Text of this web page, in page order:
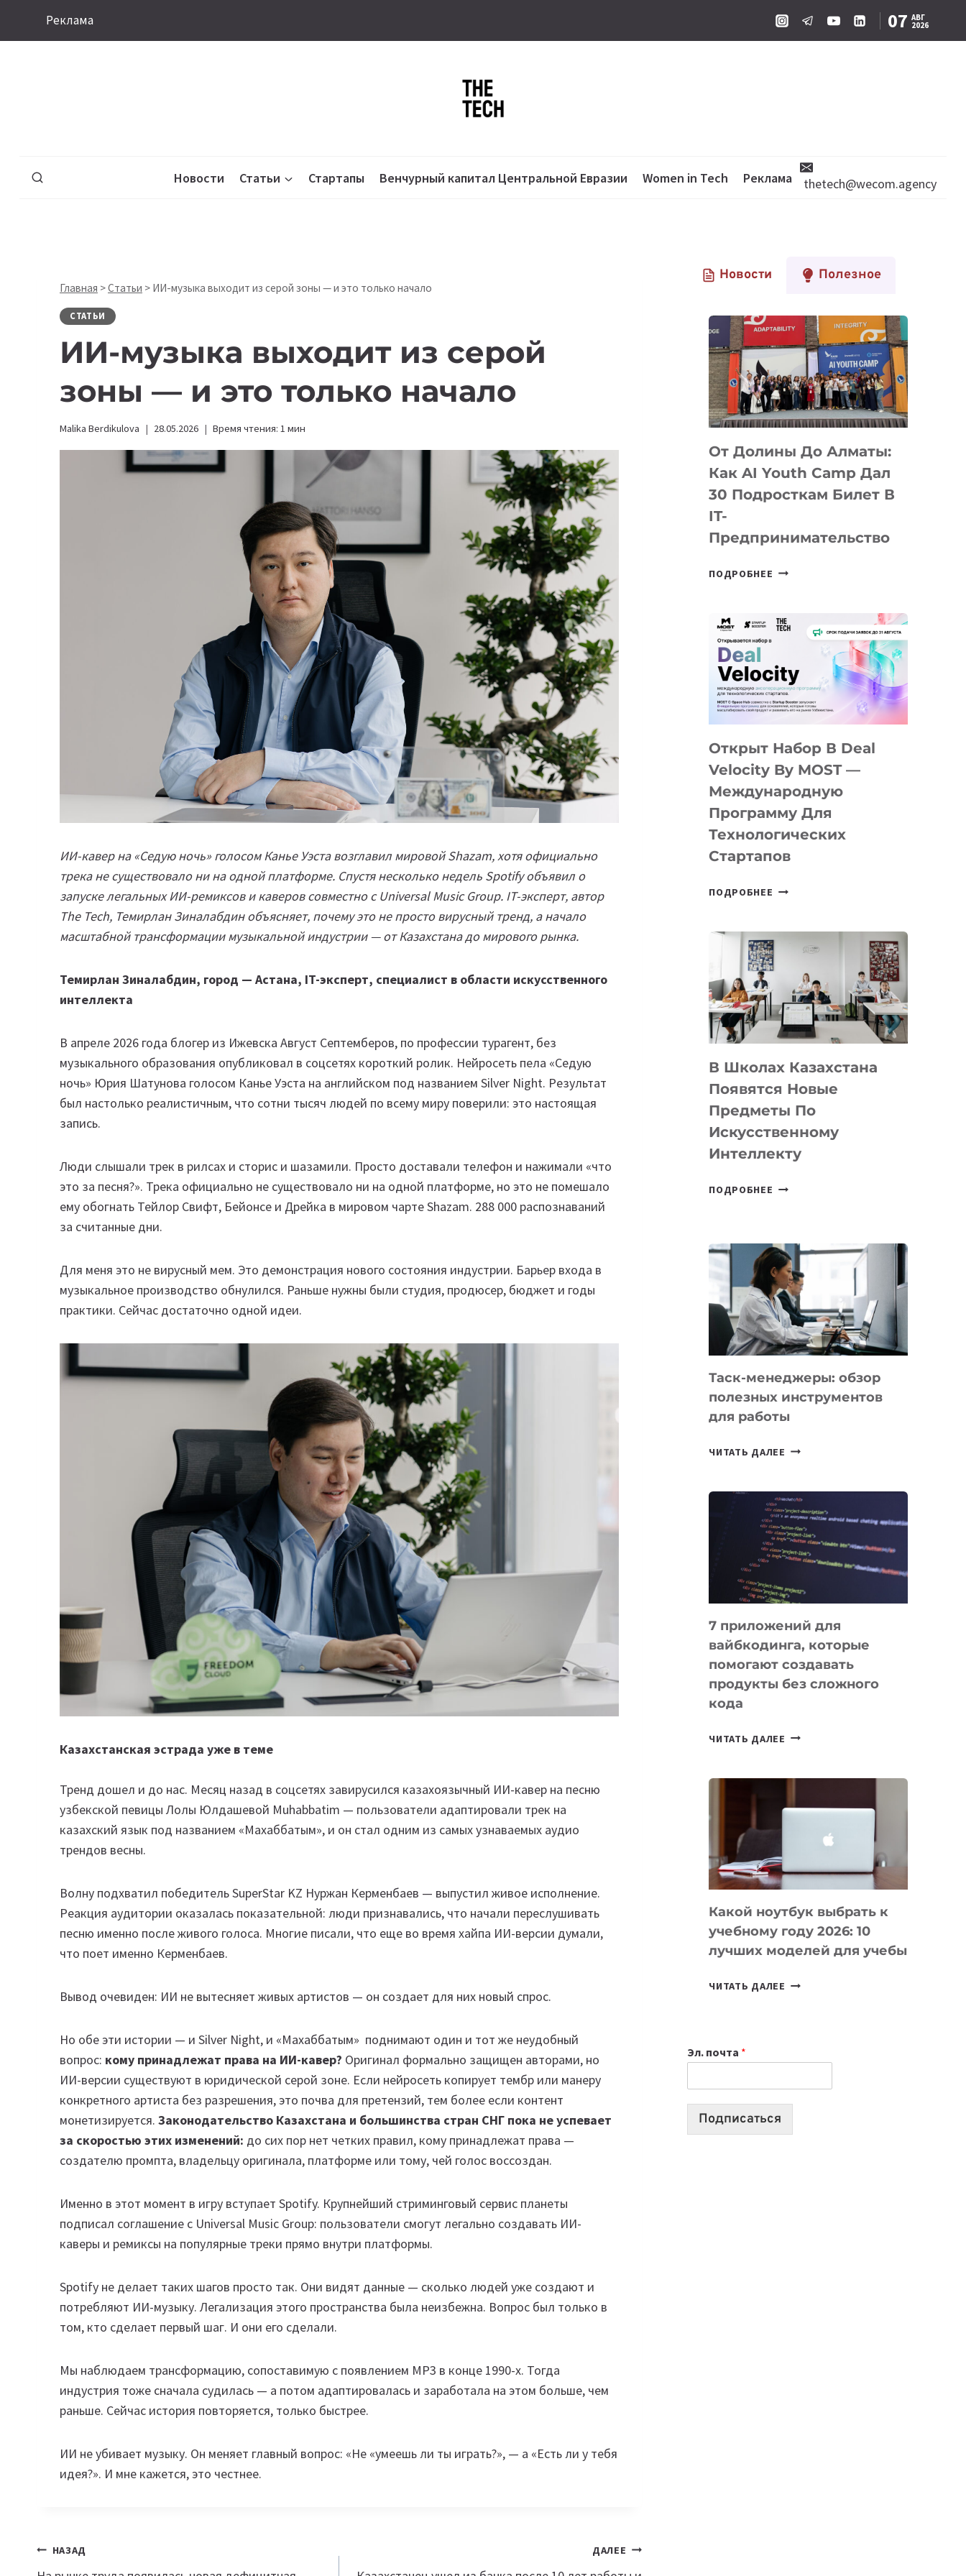
Реклама 07 АВГ
2026
Новости Статьи Стартапы Венчурный капитал Центральной Евразии Women in Tech Реклама thetech@wecom.agency
Главная >Статьи > ИИ-музыка выходит из серой зоны — и это только начало
СТАТЬИ
ИИ-музыка выходит из серой
зоны — и это только начало
Malika Berdikulova 28.05.2026 Время чтения: 1 мин
ИИ-кавер на «Седую ночь» голосом Канье Уэста возглавил мировой Shazam, хотя официально
трека не существовало ни на одной платформе. Спустя несколько недель Spotify объявил о
запуске легальных ИИ-ремиксов и каверов совместно с Universal Music Group. IT-эксперт, автор
The Tech, Темирлан Зиналабдин объясняет, почему это не просто вирусный тренд, а начало
масштабной трансформации музыкальной индустрии — от Казахстана до мирового рынка.
Темирлан Зиналабдин, город — Астана, IT-эксперт, специалист в области искусственного
интеллекта
В апреле 2026 года блогер из Ижевска Август Септемберов, по профессии турагент, без
музыкального образования опубликовал в соцсетях короткий ролик. Нейросеть пела «Седую
ночь» Юрия Шатунова голосом Канье Уэста на английском под названием Silver Night. Результат
был настолько реалистичным, что сотни тысяч людей по всему миру поверили: это настоящая
запись.
Люди слышали трек в рилсах и сторис и шазамили. Просто доставали телефон и нажимали «что
это за песня?». Трека официально не существовало ни на одной платформе, но это не помешало
ему обогнать Тейлор Свифт, Бейонсе и Дрейка в мировом чарте Shazam. 288 000 распознаваний
за считанные дни.
Для меня это не вирусный мем. Это демонстрация нового состояния индустрии. Барьер входа в
музыкальное производство обнулился. Раньше нужны были студия, продюсер, бюджет и годы
практики. Сейчас достаточно одной идеи.
Казахстанская эстрада уже в теме
Тренд дошел и до нас. Месяц назад в соцсетях завирусился казахоязычный ИИ-кавер на песню
узбекской певицы Лолы Юлдашевой Muhabbatim — пользователи адаптировали трек на
казахский язык под названием «Махаббатым», и он стал одним из самых узнаваемых аудио
трендов весны.
Волну подхватил победитель SuperStar KZ Нуржан Керменбаев — выпустил живое исполнение.
Реакция аудитории оказалась показательной: люди признавались, что начали переслушивать
песню именно после живого голоса. Многие писали, что еще во время хайпа ИИ-версии думали,
что поет именно Керменбаев.
Вывод очевиден: ИИ не вытесняет живых артистов — он создает для них новый спрос.
Но обе эти истории — и Silver Night, и «Махаббатым» поднимают один и тот же неудобный
вопрос: кому принадлежат права на ИИ-кавер? Оригинал формально защищен авторами, но
ИИ-версии существуют в юридической серой зоне. Если нейросеть копирует тембр или манеру
конкретного артиста без разрешения, это почва для претензий, тем более если контент
монетизируется. Законодательство Казахстана и большинства стран СНГ пока не успевает
за скоростью этих изменений: до сих пор нет четких правил, кому принадлежат права —
создателю промпта, владельцу оригинала, платформе или тому, чей голос воссоздан.
Именно в этот момент в игру вступает Spotify. Крупнейший стриминговый сервис планеты
подписал соглашение с Universal Music Group: пользователи смогут легально создавать ИИ-
каверы и ремиксы на популярные треки прямо внутри платформы.
Spotify не делает таких шагов просто так. Они видят данные — сколько людей уже создают и
потребляют ИИ-музыку. Легализация этого пространства была неизбежна. Вопрос был только в
том, кто сделает первый шаг. И они его сделали.
Мы наблюдаем трансформацию, сопоставимую с появлением MP3 в конце 1990-х. Тогда
индустрия тоже сначала судилась — а потом адаптировалась и заработала на этом больше, чем
раньше. Сейчас история повторяется, только быстрее.
ИИ не убивает музыку. Он меняет главный вопрос: «Не «умеешь ли ты играть?», — а «Есть ли у тебя
идея?». И мне кажется, это честнее.
Навигация
НАЗАД ДАЛЕЕ
Новости Полезное
От Долины До Алматы:
Как AI Youth Camp Дал
30 Подросткам Билет В
IT-
Предпринимательство
ПОДРОБНЕЕ ОТ
АЛМАТЫ:
YOUTH
CAMP
ДАЛ
ПОДРОСТКАМ
БИЛЕТ
IT-
ПРЕДПРИНИМАТЕЛЬСТВО
Открыт Набор В Deal
Velocity By MOST —
Международную
Программу Для
Технологических
Стартапов
ПОДРОБНЕЕ ОТКРЫТ
DEAL
VELOCITY
MOST
—
МЕЖДУНАРОДНУЮ
ДЛЯ
ТЕХНОЛОГИЧЕСКИХ
СТАРТАПОВ
В Школах Казахстана
Появятся Новые
Предметы По
Искусственному
Интеллекту
ПОДРОБНЕЕ
НОВЫЕ
ПРЕДМЕТЫ
ПО
ИСКУССТВЕННОМУ
ИНТЕЛЛЕКТУ
Таск-менеджеры: обзор
полезных инструментов
для работы
ЧИТАТЬ ДАЛЕЕ ТАСК-
ПОЛЕЗНЫХ
ИНСТРУМЕНТОВ
ДЛЯ
РАБОТЫ
7 приложений для
вайбкодинга, которые
помогают создавать
продукты без сложного
кода
ЧИТАТЬ ДАЛЕЕ
КОТОРЫЕ
СОЗДАВАТЬ
БЕЗ
КОДА
Какой ноутбук выбрать к
учебному году 2026: 10
лучших моделей для учебы
ЧИТАТЬ ДАЛЕЕ КАКОЙ
2026:
10
Эл. почта *
Подписаться